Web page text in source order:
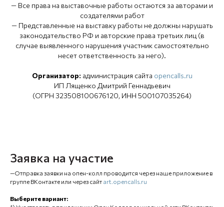
— Все права на выставочные работы остаются за авторами и
создателями работ
— Представленные на выставку работы не должны нарушать
законодательство РФ и авторские права третьих лиц (в
случае выявленного нарушения участник самостоятельно
несет ответственность за него).
Организатор: администрация сайта opencalls.ru
ИП Лященко Дмитрий Геннадьевич
(ОГРН 323508100676120, ИНН 500107035264)
Заявка на участие
—Отправка заявки на опен-колл проводится через наше приложение в
группе ВКонтакте или через сайт art.opencalls.ru
Выберите вариант: